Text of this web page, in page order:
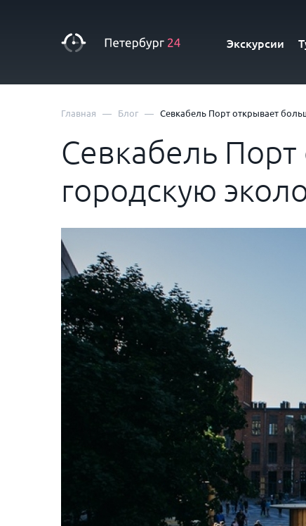
Экскурсии
Главная — Блог — Севкабель Порт открывает
Севкабель
городскую